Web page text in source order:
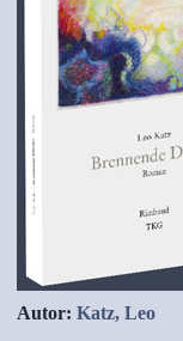
Autor: Katz, Leo